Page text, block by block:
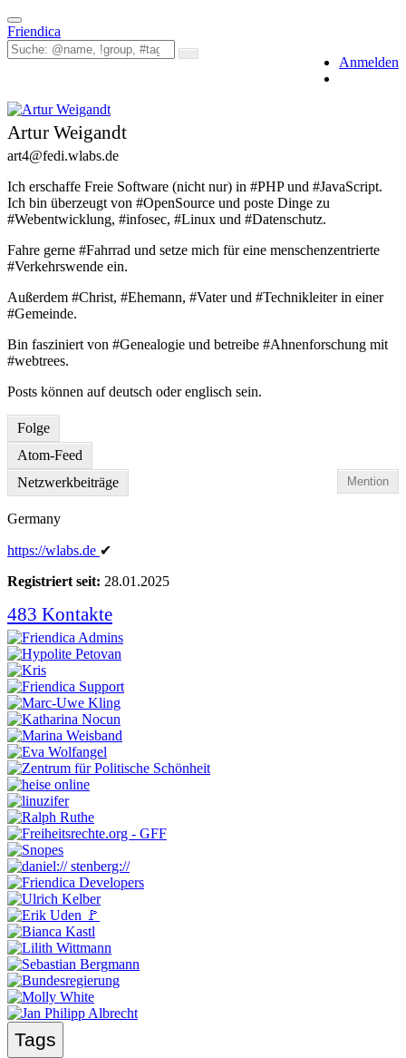
Toggle
navigation
Friendica
Anmelden
Artur Weigandt
art4@fedi.wlabs.de
Ich erschaffe Freie Software (nicht nur) in #PHP und #JavaScript.
Ich bin überzeugt von #OpenSource und poste Dinge zu
#Webentwicklung, #infosec, #Linux und #Datenschutz.
Fahre gerne #Fahrrad und setze mich für eine menschenzentrierte
#Verkehrswende ein.
Außerdem #Christ, #Ehemann, #Vater und #Technikleiter in einer
#Gemeinde.
Bin fasziniert von #Genealogie und betreibe #Ahnenforschung mit
#webtrees.
Posts können auf deutsch oder englisch sein.
Folge
Atom-Feed
Mention
Netzwerkbeiträge
Germany
https://wlabs.de ✔
Registriert seit: 28.01.2025
483 Kontakte
Kontakte
anzeigen
Tags